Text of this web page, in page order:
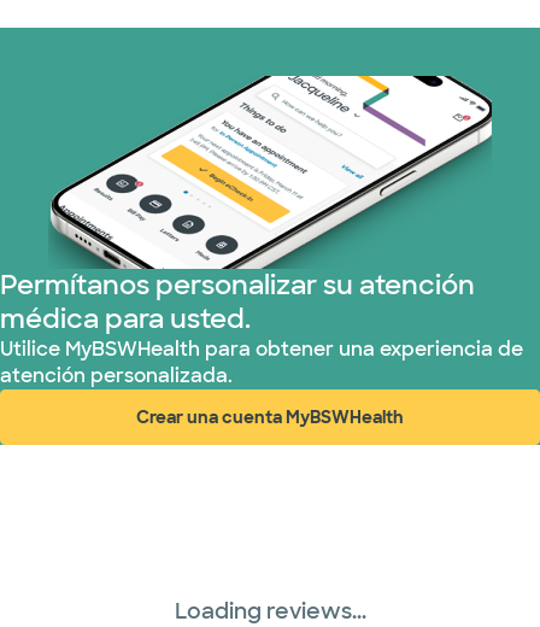
Permítanos personalizar su atención
médica para usted.
Utilice MyBSWHealth para obtener una experiencia de
atención personalizada.
Crear una cuenta MyBSWHealth
(abre en ventana nueva)
Loading reviews...